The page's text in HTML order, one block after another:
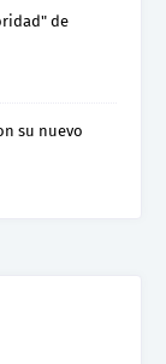
de
su nuevo